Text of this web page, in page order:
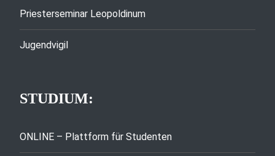
Priesterseminar Leopoldinum
Jugendvigil
STUDIUM:
ONLINE – Plattform für Studenten